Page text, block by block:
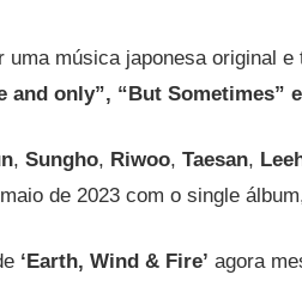
uma música japonesa original
and only”, “But Sometimes”
,Sungho, Riwoo,Taesan,
de 2023 com o single
‘ Earth, Wind & Fire’agora